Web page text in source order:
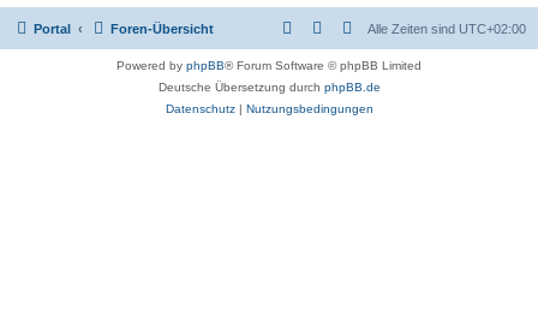
Portal Foren-Übersicht Alle Zeiten sind UTC+02:00
Powered by phpBB® Forum Software © phpBB Limited
Deutsche Übersetzung durch phpBB.de
Datenschutz| Nutzungsbedingungen